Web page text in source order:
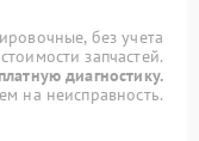
без учета
стоимости запчастей.
диагностику.
на неисправность.